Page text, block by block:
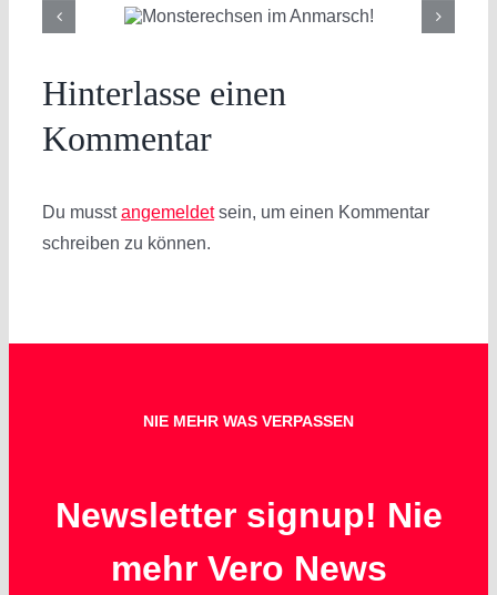
Viele
Hinterlasse einen
Kommentar
Du musstangemeldetsein, um einen Kommentar
schreiben zu können.
NIE MEHR WAS VERPASSEN
Newsletter signup! Nie
mehr Vero News